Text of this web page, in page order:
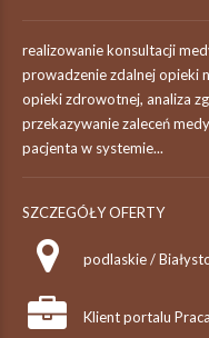
realizowanie konsultacji
prowadzenie zdalnej opieki
opieki zdrowotnej, analiza
przekazywanie zaleceń
pacjenta w systemie...
SZCZEGÓŁY OFERTY
podlaskie /
Klient portalu